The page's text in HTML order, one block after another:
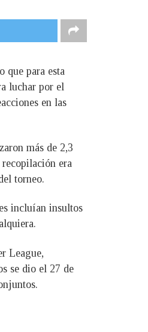
que para esta
luchar por el
en las
más de 2,3
era
torneo.
incluían insultos
League,
se dio el 27 de